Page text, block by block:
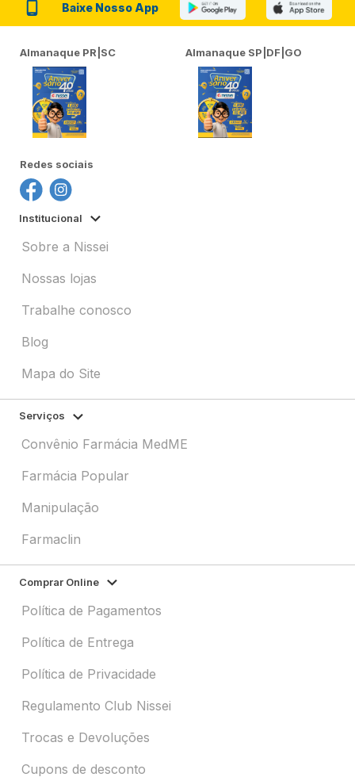
Baixe Nosso App
Almanaque PR|SC Almanaque SP|DF|GO
Redes sociais
Institucional
Sobre a Nissei
Nossas lojas
Trabalhe conosco
Blog
Mapa do Site
Serviços
Convênio Farmácia MedME
Farmácia Popular
Manipulação
Farmaclin
Comprar Online
Política de Pagamentos
Política de Entrega
Política de Privacidade
Regulamento Club Nissei
Trocas e Devoluções
Cupons de desconto